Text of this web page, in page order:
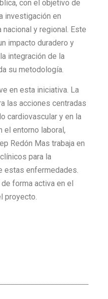
con el objetivo de
investigación en
y regional. Este
impacto duradero y
integración de la
su metodología.
en esta iniciativa. La
las acciones centradas
cardiovascular y en la
el entorno laboral,
Redón Mas trabaja en
para la
estas enfermedades.
forma activa en el
proyecto.